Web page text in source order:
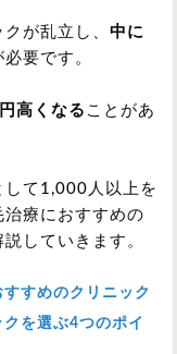
が乱立し、 中に
要です。
高くなる ことがあ
して1,000人以上を
療におすすめの
していきます。
すめのクリニック
を選ぶ4つのポイ